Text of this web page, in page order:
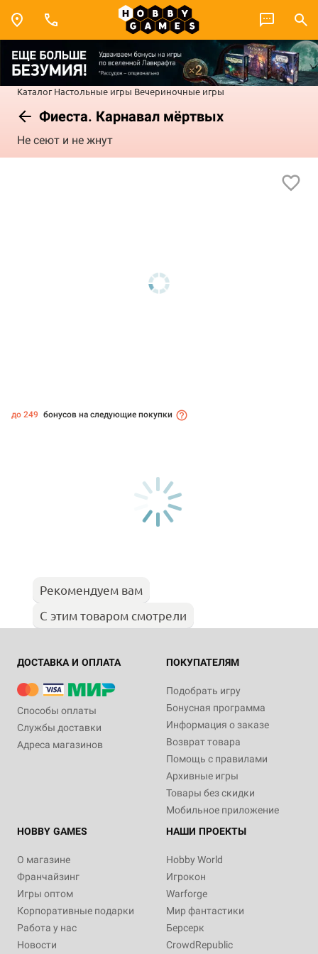
Каталог Настольные игры Вечериночные игры
Фиеста. Карнавал мёртвых
Не сеют и не жнут
до 249 бонусов на следующие покупки
Рекомендуем вам
С этим товаром смотрели
ДОСТАВКА И ОПЛАТА
Способы оплаты
Службы доставки
Адреса магазинов
ПОКУПАТЕЛЯМ
Подобрать игру
Бонусная программа
Информация о заказе
Возврат товара
Помощь с правилами
Архивные игры
Товары без скидки
Мобильное приложение
HOBBY GAMES
О магазине
Франчайзинг
Игры оптом
Корпоративные подарки
Работа у нас
Новости
НАШИ ПРОЕКТЫ
Hobby World
Игрокон
Warforge
Мир фантастики
Берсерк
CrowdRepublic